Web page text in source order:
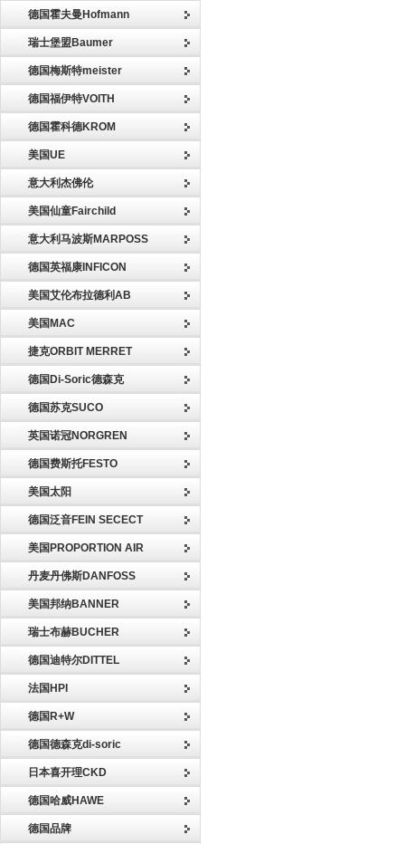
德国霍夫曼Hofmann
瑞士堡盟Baumer
德国梅斯特meister
德国福伊特VOITH
德国霍科德KROM
美国UE
意大利杰佛伦
美国仙童Fairchild
意大利马波斯MARPOSS
德国英福康INFICON
美国艾伦布拉德利AB
美国MAC
捷克ORBIT MERRET
德国Di-Soric德森克
德国苏克SUCO
英国诺冠NORGREN
德国费斯托FESTO
美国太阳
德国泛音FEIN SECECT
美国PROPORTION AIR
丹麦丹佛斯DANFOSS
美国邦纳BANNER
瑞士布赫BUCHER
德国迪特尔DITTEL
法国HPI
德国R+W
德国德森克di-soric
日本喜开理CKD
德国哈威HAWE
德国品牌